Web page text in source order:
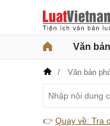
Văn
Văn bản
👉 Quay về: Tra